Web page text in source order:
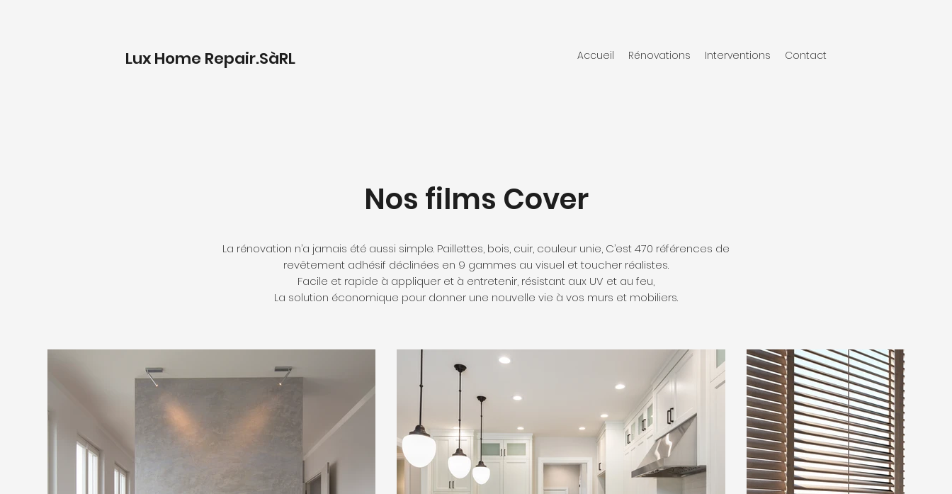
Lux Home Repair.SàRL Accueil Rénovations Interventions Contact
Nos films Cover
La rénovation n’a jamais été aussi simple. Paillettes, bois, cuir, couleur unie, C’est 470 références de
revêtement adhésif déclinées en 9 gammes au visuel et toucher réalistes.
Facile et rapide à appliquer et à entretenir, résistant aux UV et au feu,
La solution économique pour donner une nouvelle vie à vos murs et mobiliers.